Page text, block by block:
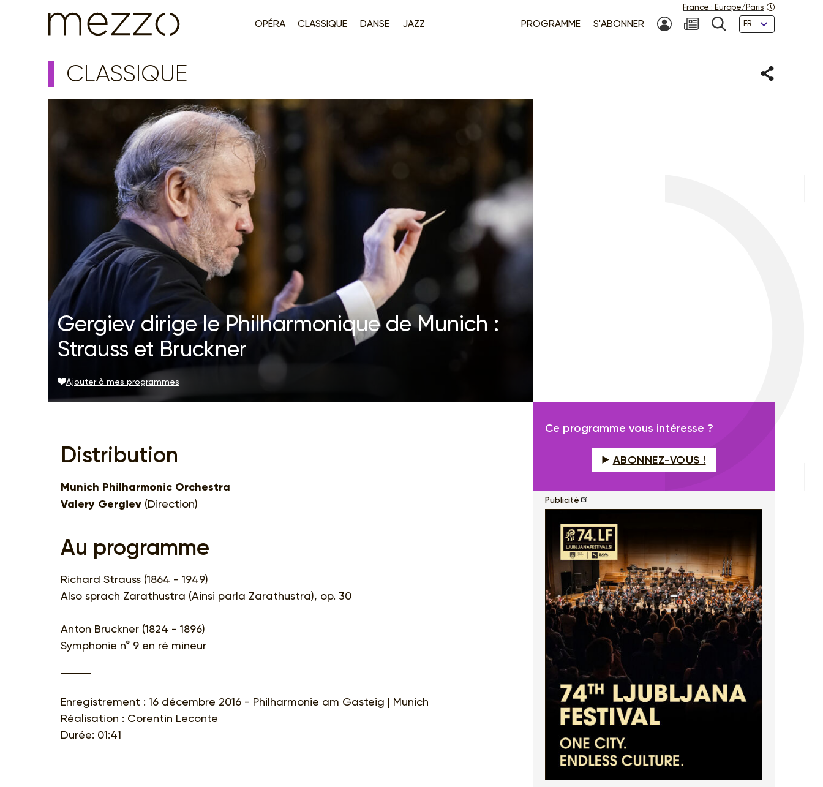
OPÉRA CLASSIQUE DANSE JAZZ PROGRAMME S'ABONNER MON COMPTE
NEWSLETTER
RECHERCHE
Langues
France : Europe/Paris
CLASSIQUE Partager
Gergiev dirige le Philharmonique de Munich :
Strauss et Bruckner
Ajouter à mes programmes
Distribution
Munich Philharmonic Orchestra
Valery Gergiev (Direction)
Au programme
Richard Strauss (1864 - 1949)
Also sprach Zarathustra (Ainsi parla Zarathustra), op. 30
Anton Bruckner (1824 - 1896)
Symphonie n° 9 en ré mineur
Enregistrement : 16 décembre 2016 - Philharmonie am Gasteig | Munich
Réalisation : Corentin Leconte
Durée: 01:41
Ce programme vous intéresse ?
ABONNEZ-VOUS !
Publicité